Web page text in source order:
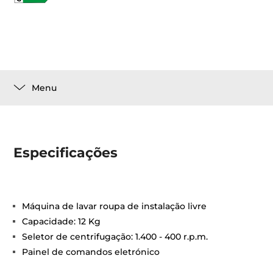
Menu
Especificações
Máquina de lavar roupa de instalação livre
Capacidade: 12 Kg
Seletor de centrifugação: 1.400 - 400 r.p.m.
Painel de comandos eletrónico